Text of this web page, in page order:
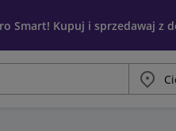
Smart! Kupuj i sprzedawaj z
Miasto